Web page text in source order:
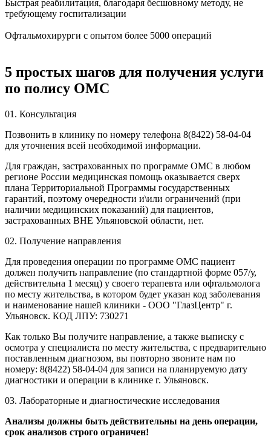
Быстрая реабилитация, благодаря бесшовному методу, не
требующему госпитализации
Офтальмохирурги с опытом более 5000 операций
5 простых шагов для получения услуги
по полису ОМС
01. Консультация
Позвонить в клинику по номеру телефона 8(8422) 58-04-04
для уточнения всей необходимой информации.
Для граждан, застрахованных по программе ОМС в любом
регионе России медицинская помощь оказывается сверх
плана Территориальной Программы государственных
гарантий, поэтому очередности и\или ограничений (при
наличии медицинских показаний) для пациентов,
застрахованных ВНЕ Ульяновской области, нет.
02. Получение направления
Для проведения операции по программе ОМС пациент
должен получить направление (по стандартной форме 057/у,
действительна 1 месяц) у своего терапевта или офтальмолога
по месту жительства, в котором будет указан код заболевания
и наименование нашей клиники - ООО "ГлазЦентр" г.
Ульяновск. КОД ЛПУ: 730271
Как только Вы получите направление, а также выписку с
осмотра у специалиста по месту жительства, с предварительно
поставленным диагнозом, вы повторно звоните нам по
номеру: 8(8422) 58-04-04 для записи на планируемую дату
диагностики и операции в клинике г. Ульяновск.
03. Лабораторные и диагностические исследования
Анализы должны быть действительны на день операции,
срок анализов строго ограничен!